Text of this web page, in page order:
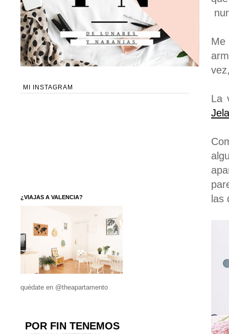
Me
La
las
MI INSTAGRAM
¿VIAJAS A VALENCIA?
quédate en @theapartamento
POR FIN TENEMOS